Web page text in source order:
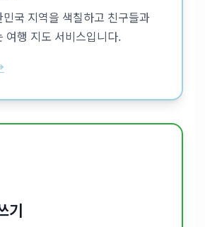
국 지역을 색칠하고 친구들과
여행 지도 서비스입니다.
기